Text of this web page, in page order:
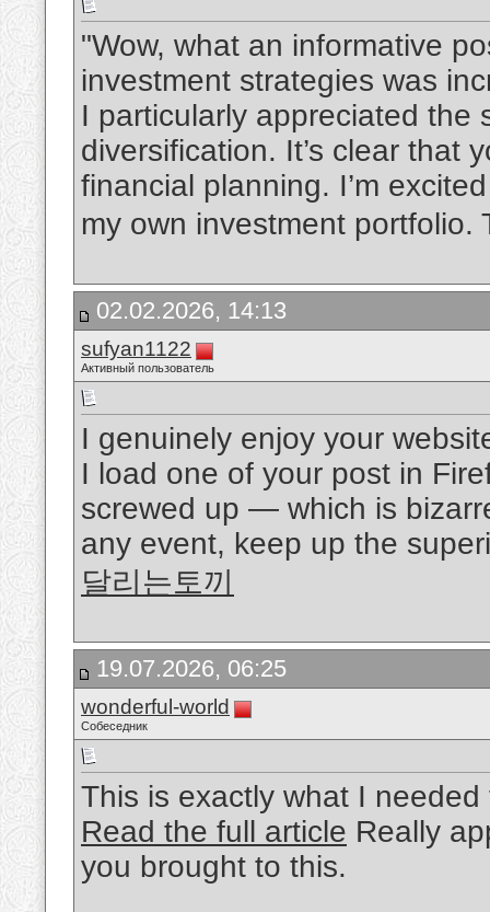
"Wow, what an informative
investment strategies was
I particularly appreciated the
diversification. It’s clear that
financial planning. I’m
my own investment portfolio.
02.02.2026, 14:13
sufyan1122
Активный пользователь
I genuinely enjoy your
I load one of your post in
screwed up — which is
any event, keep up the
달리는토끼
19.07.2026, 06:25
wonderful-world
Собеседник
This is exactly what I
Read the full article Really
you brought to this.